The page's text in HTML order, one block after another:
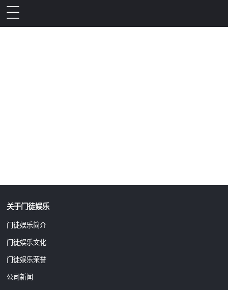
关于门徒娱乐
门徒娱乐简介
门徒娱乐文化
门徒娱乐荣誉
公司新闻